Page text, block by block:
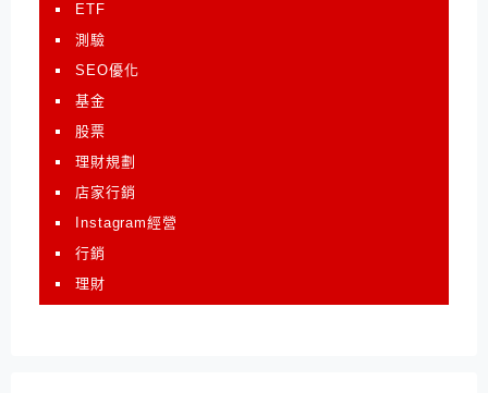
ETF
測驗
SEO優化
基金
股票
理財規劃
店家行銷
Instagram經營
行銷
理財